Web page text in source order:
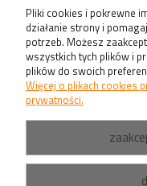
Pliki cookies i pokrewne
działanie strony i
potrzeb. Możesz
wszystkich tych plików i
plików do swoich
Więcej o plikach cookies
prywatności.